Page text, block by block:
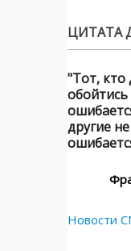
ЦИТАТА
"Тот, кто
обойтись
другие
Новости